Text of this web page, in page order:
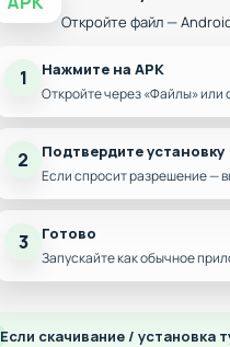
Откройте файл —
1 Нажмите на APK
Откройте через «Файлы» или
2 Подтвердите установку
Если спросит разрешение —
3 Готово
Запускайте как обычное
Если скачивание / установка